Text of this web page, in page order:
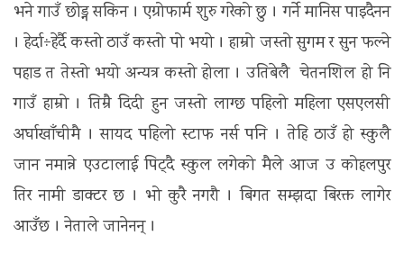
भने गाउँ छोड्न सकिन । एग्रोफार्म शुरु गरेको छु । गर्ने मानिस पाइदैनन
। हेर्दा÷हेर्दै कस्तो ठाउँ कस्तो पो भयो । हाम्रो जस्तो सुगम र सुन फल्ने
पहाड त तेस्तो भयो अन्यत्र कस्तो होला । उतिबेलै चेतनशिल हो नि
गाउँ हाम्रो । तिम्रै दिदी हुन जस्तो लाग्छ पहिलो महिला एसएलसी
अर्घाखाँचीमै । सायद पहिलो स्टाफ नर्स पनि । तेहि ठाउँ हो स्कुलै
जान नमान्ने एउटालाई पिट्दै स्कुल लगेको मैले आज उ कोहलपुर
तिर नामी डाक्टर छ । भो कुरै नगरौ । बिगत सम्झदा बिरक्त लागेर
आउँछ । नेताले जानेनन् ।